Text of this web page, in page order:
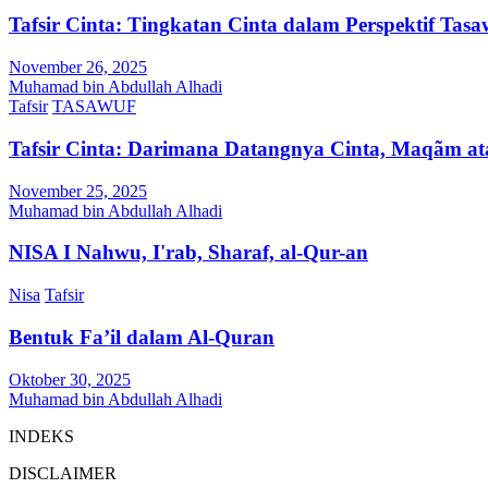
Tafsir Cinta: Tingkatan Cinta dalam Perspektif
November 26, 2025
Muhamad bin Abdullah Alhadi
Tafsir TASAWUF
Tafsir Cinta: Darimana Datangnya Cinta, Maqãm
November 25, 2025
Muhamad bin Abdullah Alhadi
NISA I Nahwu, I'rab, Sharaf, al-Qur-an
Nisa Tafsir
Bentuk Fa’il dalam Al-Quran
Oktober 30, 2025
Muhamad bin Abdullah Alhadi
INDEKS
DISCLAIMER